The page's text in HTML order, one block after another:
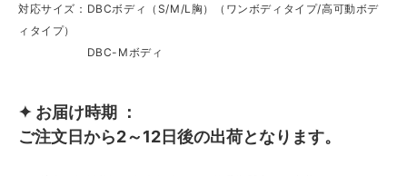
対応サイズ：DBCボディ（S/M/L胸）（ワンボディタイプ/高可動ボデ
ィタイプ）
DBC-Mボディ
✦ お届け時期 ：
ご注文日から2～12日後の出荷となります。